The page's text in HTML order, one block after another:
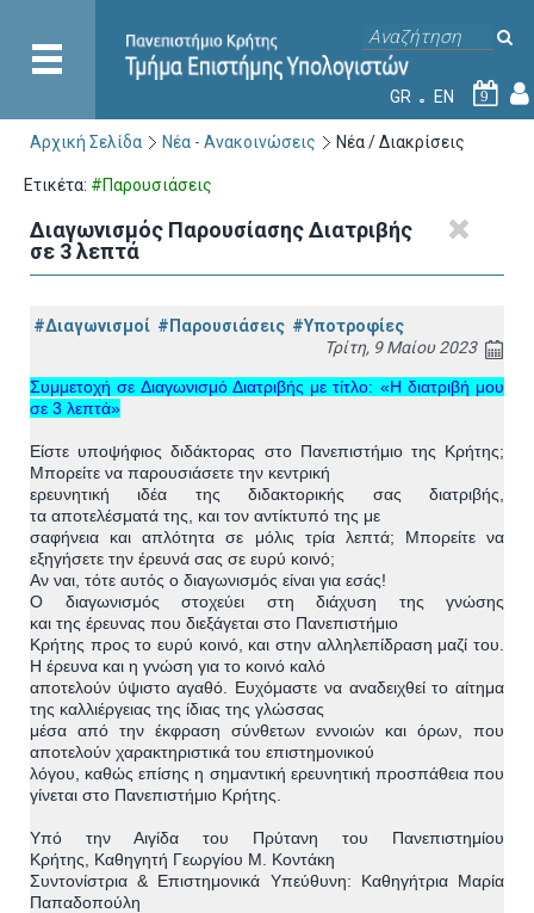
GR EN 9
Αρχική Σελίδα Νέα - Ανακοινώσεις Νέα / Διακρίσεις
Ετικέτα: #Παρουσιάσεις
Διαγωνισμός Παρουσίασης Διατριβής
σε 3 λεπτά
#Διαγωνισμοί #Παρουσιάσεις #Υποτροφίες
Τρίτη, 9 Μαίου 2023
Συμμετοχή σε Διαγωνισμό Διατριβής με τίτλο: «Η διατριβή μου
σε 3 λεπτά»
Είστε υποψήφιος διδάκτορας στο Πανεπιστήμιο της Κρήτης;
Μπορείτε να παρουσιάσετε την κεντρική
ερευνητική ιδέα της διδακτορικής σας διατριβής,
τα αποτελέσματά της, και τον αντίκτυπό της με
σαφήνεια και απλότητα σε μόλις τρία λεπτά; Μπορείτε να
εξηγήσετε την έρευνά σας σε ευρύ κοινό;
Αν ναι, τότε αυτός ο διαγωνισμός είναι για εσάς!
Ο διαγωνισμός στοχεύει στη διάχυση της γνώσης
και της έρευνας που διεξάγεται στο Πανεπιστήμιο
Κρήτης προς το ευρύ κοινό, και στην αλληλεπίδραση μαζί του.
Η έρευνα και η γνώση για το κοινό καλό
αποτελούν ύψιστο αγαθό. Ευχόμαστε να αναδειχθεί το αίτημα
της καλλιέργειας της ίδιας της γλώσσας
μέσα από την έκφραση σύνθετων εννοιών και όρων, που
αποτελούν χαρακτηριστικά του επιστημονικού
λόγου, καθώς επίσης η σημαντική ερευνητική προσπάθεια που
γίνεται στο Πανεπιστήμιο Κρήτης
Υπό την Αιγίδα του Πρύτανη του Πανεπιστημίου
Κρήτης
Καθηγητή Γεωργίου Μ. Κοντάκη
Συντονίστρια & Επιστημονικά Υπεύθυνη:
Καθηγήτρια Μαρία
Παπαδοπούλη